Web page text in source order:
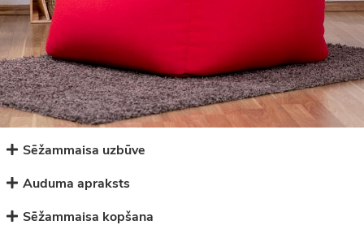
Sēžammaisa uzbūve
Auduma apraksts
Sēžammaisa kopšana